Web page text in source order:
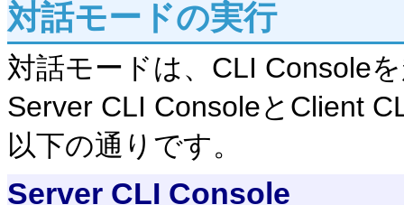
対話モードの実行
対話モードは、CLI Console
Server CLI ConsoleとClient
以下の通りです。
Server CLI Console